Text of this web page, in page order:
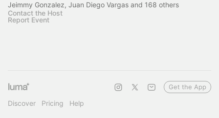
Jeimmy Gonzalez, Juan Diego Vargas and 168 others
Contact the Host
Report Event
Discover Pricing Help
Get the App